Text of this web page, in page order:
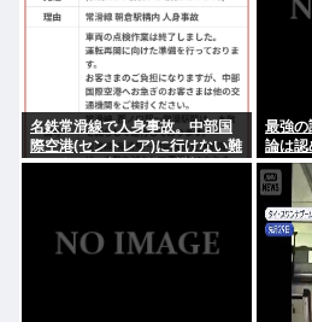
名鉄常滑線で人身事故。中部国
際空港(セントレア)に行けない難
民が多数発生している模様
最強の
論は認